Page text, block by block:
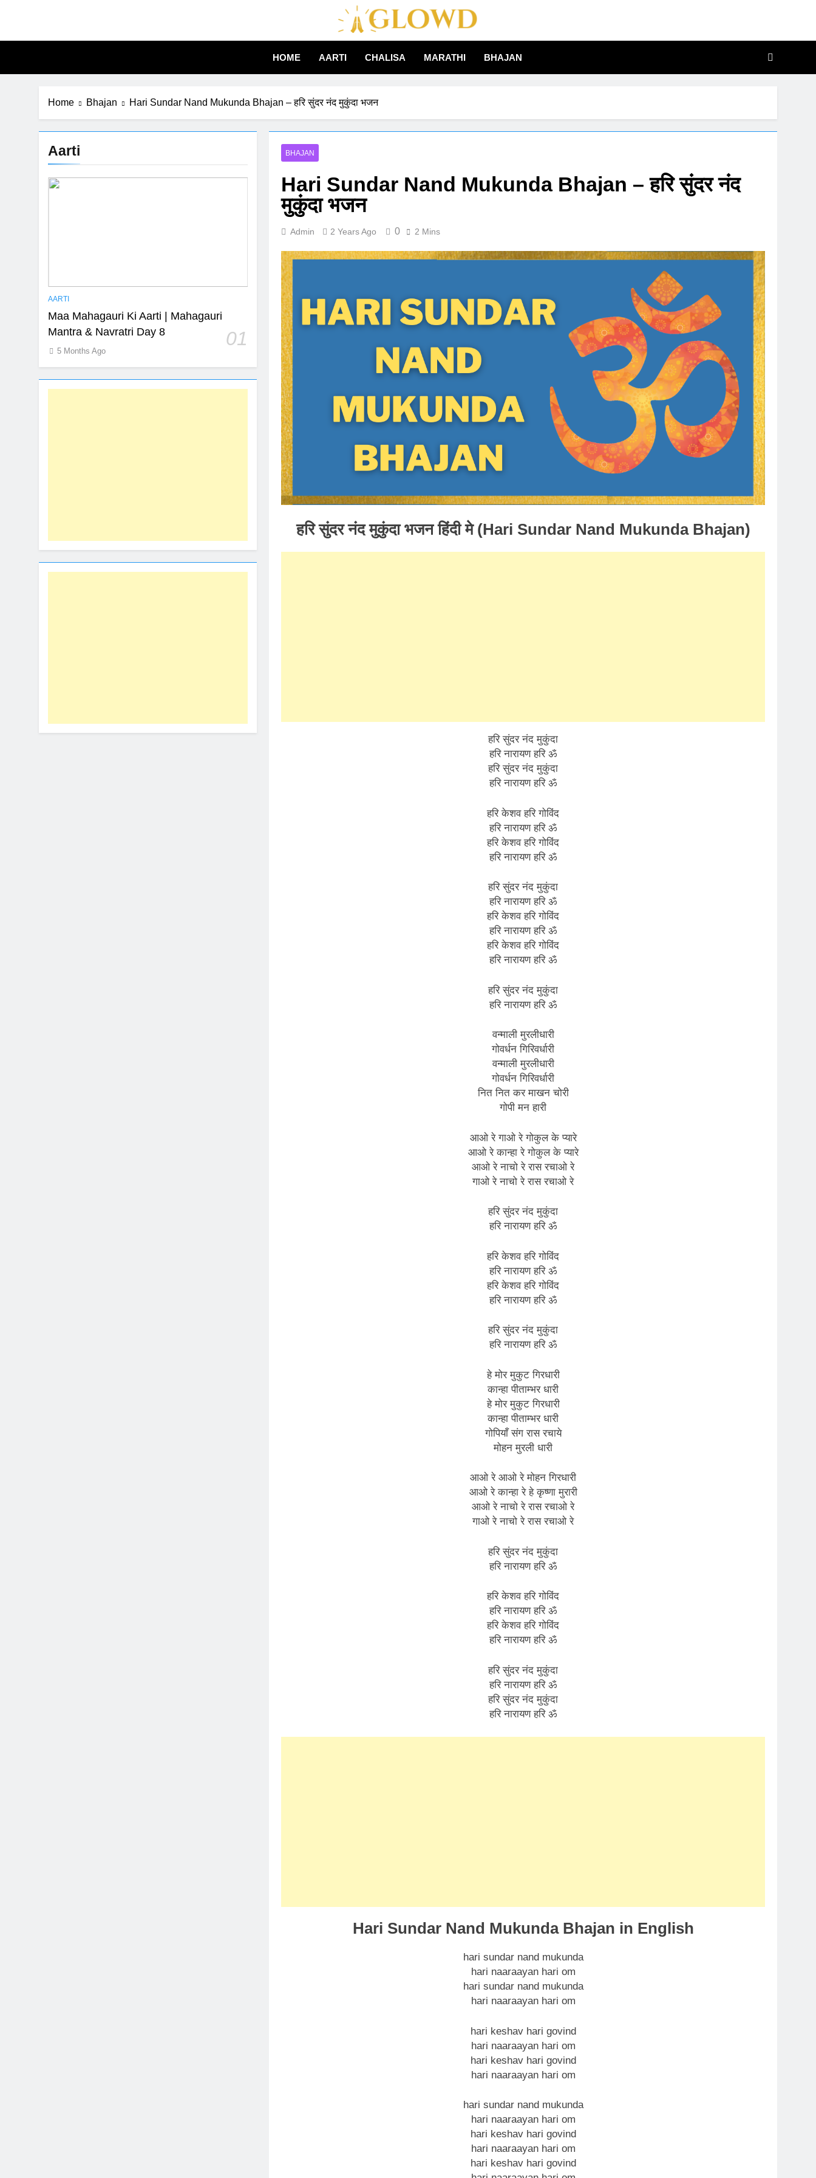
Aglowd – Bhajan, Aarti, Katha Aur Chalisa
Hindi Me
HOME AARTI CHALISA MARATHI BHAJAN
Home Bhajan Hari Sundar Nand Mukunda Bhajan – हरि सुंदर नंद मुकुंदा भजन
Aarti
AARTI
Maa Mahagauri Ki Aarti | Mahagauri
Mantra & Navratri Day 8
01
5 Months Ago
BHAJAN
Hari Sundar Nand Mukunda Bhajan – हरि सुंदर नंद
मुकुंदा भजन
Admin 2 Years Ago 0 2 Mins
हरि सुंदर नंद मुकुंदा भजन हिंदी मे (Hari Sundar Nand Mukunda Bhajan)
हरि सुंदर नंद मुकुंदा
हरि नारायण हरि ॐ
हरि सुंदर नंद मुकुंदा
हरि नारायण हरि ॐ
हरि केशव हरि गोविंद
हरि नारायण हरि ॐ
हरि केशव हरि गोविंद
हरि नारायण हरि ॐ
हरि सुंदर नंद मुकुंदा
हरि नारायण हरि ॐ
हरि केशव हरि गोविंद
हरि नारायण हरि ॐ
हरि केशव हरि गोविंद
हरि नारायण हरि ॐ
हरि सुंदर नंद मुकुंदा
हरि नारायण हरि ॐ
वन्माली मुरलीधारी
गोवर्धन गिरिवर्धारी
वन्माली मुरलीधारी
गोवर्धन गिरिवर्धारी
नित नित कर माखन चोरी
गोपी मन हारी
आओ रे गाओ रे गोकुल के प्यारे
आओ रे कान्हा रे गोकुल के प्यारे
आओ रे नाचो रे रास रचाओ रे
गाओ रे नाचो रे रास रचाओ रे
हरि सुंदर नंद मुकुंदा
हरि नारायण हरि ॐ
हरि केशव हरि गोविंद
हरि नारायण हरि ॐ
हरि केशव हरि गोविंद
हरि नारायण हरि ॐ
हरि सुंदर नंद मुकुंदा
हरि नारायण हरि ॐ
हे मोर मुकुट गिरधारी
कान्हा पीताम्भर धारी
हे मोर मुकुट गिरधारी
कान्हा पीताम्भर धारी
गोपियाँ संग रास रचाये
मोहन मुरली धारी
आओ रे आओ रे मोहन गिरधारी
आओ रे कान्हा रे हे कृष्णा मुरारी
आओ रे नाचो रे रास रचाओ रे
गाओ रे नाचो रे रास रचाओ रे
हरि सुंदर नंद मुकुंदा
हरि नारायण हरि ॐ
हरि केशव हरि गोविंद
हरि नारायण हरि ॐ
हरि केशव हरि गोविंद
हरि नारायण हरि ॐ
हरि सुंदर नंद मुकुंदा
हरि नारायण हरि ॐ
हरि सुंदर नंद मुकुंदा
हरि नारायण हरि ॐ
Hari Sundar Nand Mukunda Bhajan in English
hari sundar nand mukunda
hari naaraayan hari om
hari sundar nand mukunda
hari naaraayan hari om
hari keshav hari govind
hari naaraayan hari om
hari keshav hari govind
hari naaraayan hari om
hari sundar nand mukunda
hari naaraayan hari om
hari keshav hari govind
hari naaraayan hari om
hari keshav hari govind